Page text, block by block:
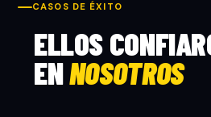
CASOS DE ÉXITO
ELLOS
ENNOSOTROS